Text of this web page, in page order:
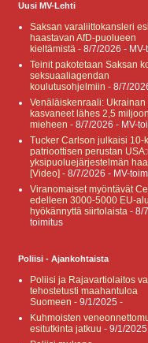
Uusi MV-Lehti
Saksan varaliittokansleri
haastavan AfD-puolueen
kieltämistä - 8/7/2026 -
Teinit pakotetaan Saksan
seksuaaliagendan
koulutusohjelmiin - 8/7/
Venäläiskenraali: Ukrainan
kasvaneet lähes 2,5
mieheen - 8/7/2026 - MV-
Tucker Carlson julkaisi 10-
patrioottisen perustan
yksipuoluejärjestelmän
[Video] - 8/7/2026 - MV-
Viranomaiset myöntävät
edelleen 3000-5000 EU-
hyökännyttä siirtolaista - 8/
toimitus
Poliisi - Ajankohtaista
Poliisi ja Rajavartiolaitos
tehostetusti maahantuloa
Suomeen - 9/1/2025 -
Kuhmoisten
esitutkinta jatkuu - 9/1/2025